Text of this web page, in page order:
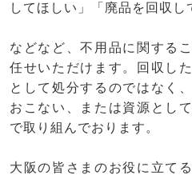
してほしい」「廃品を回収し
などなど、不用品に関する
任せいただけます。回収し
として処分するのではなく
おこない、または資源とし
で取り組んでおります。
大阪の皆さまのお役に立て